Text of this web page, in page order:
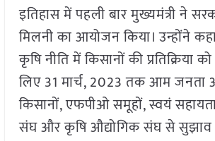
इतिहास में पहली बार मुख्यमंत्री ने
मिलनी का आयोजन किया। उन्होंने
कृषि नीति में किसानों की प्रतिक्रिया
लिए 31 मार्च, 2023 तक आम
किसानों, एफपीओ समूहों, स्वयं
संघ और कृषि औद्योगिक संघ से सुझाव